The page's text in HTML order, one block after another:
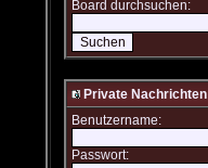
Board durchsuchen:
Private Nachrichten
Benutzername:
Passwort: